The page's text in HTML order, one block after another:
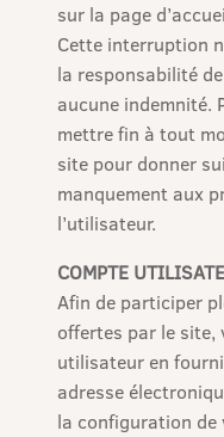
sur la page
Cette interruption
la responsabilité
aucune indemnité.
mettre fin à tout
site pour donner
manquement aux
l’utilisateur.
COMPTE
Afin de participer
offertes par le site,
utilisateur en
adresse
la configuration de